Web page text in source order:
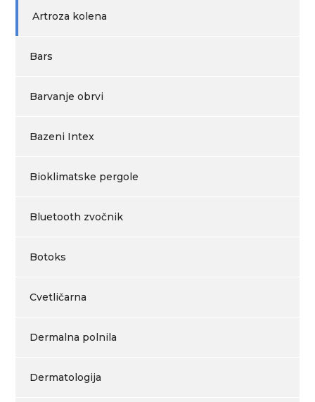
Artroza kolena
Bars
Barvanje obrvi
Bazeni Intex
Bioklimatske pergole
Bluetooth zvočnik
Botoks
Cvetličarna
Dermalna polnila
Dermatologija